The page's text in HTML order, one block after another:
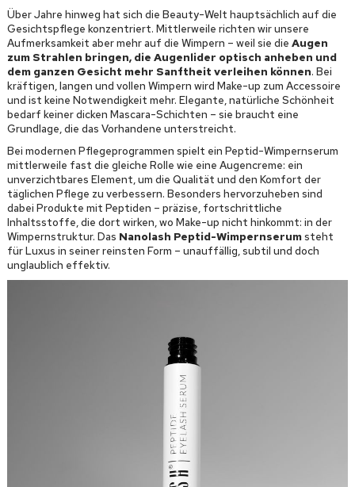
Über Jahre hinweg hat sich die Beauty-Welt hauptsächlich auf die
Gesichtspflege konzentriert. Mittlerweile richten wir unsere
Aufmerksamkeit aber mehr auf die Wimpern – weil sie die Augen
zum Strahlen bringen, die Augenlider optisch anheben und
dem ganzen Gesicht mehr Sanftheit verleihen können. Bei
kräftigen, langen und vollen Wimpern wird Make-up zum Accessoire
und ist keine Notwendigkeit mehr. Elegante, natürliche Schönheit
bedarf keiner dicken Mascara-Schichten – sie braucht eine
Grundlage, die das Vorhandene unterstreicht.
Bei modernen Pflegeprogrammen spielt ein Peptid-Wimpernserum
mittlerweile fast die gleiche Rolle wie eine Augencreme: ein
unverzichtbares Element, um die Qualität und den Komfort der
täglichen Pflege zu verbessern. Besonders hervorzuheben sind
dabei Produkte mit Peptiden – präzise, fortschrittliche
Inhaltsstoffe, die dort wirken, wo Make-up nicht hinkommt: in der
Wimpernstruktur. Das Nanolash Peptid-Wimpernserumsteht
für Luxus in seiner reinsten Form – unauffällig, subtil und doch
unglaublich effektiv.